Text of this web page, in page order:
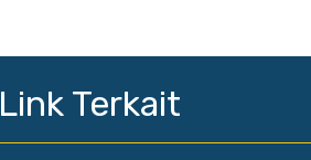
Link Terkait